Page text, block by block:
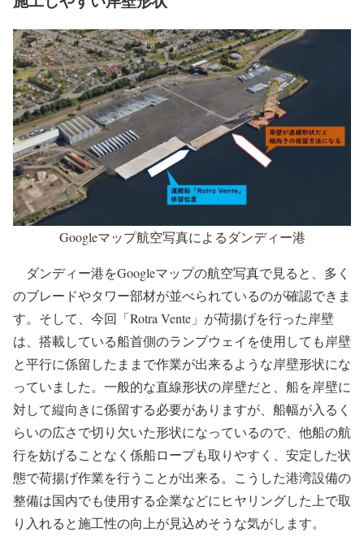
Googleマップ航空写真によるダンディー港
ダンディー港をGoogleマップの航空写真で見ると、多く
のブレードやタワー部材が並べられているのが確認できま
す。そして、今回「Rotra Vente」が荷揚げを行った岸壁
は、搭載している船首側のランプウェイを使用しても岸壁
と平行に係留したままで作業が出来るような岸壁形状にな
っていました。一般的な直線形状の岸壁だと、船を岸壁に
対して縦向きに係留する必要がありますが、船幅が入るく
らいの広さで切り欠いた形状になっているので、他船の航
行を妨げることなく係船ロープも取りやすく、安定した状
態で荷揚げ作業を行うことが出来る。こうした港湾設備の
整備は国内でも使用する企業などにヒヤリングした上で取
り入れると施工性の向上が見込めそうな気がします。